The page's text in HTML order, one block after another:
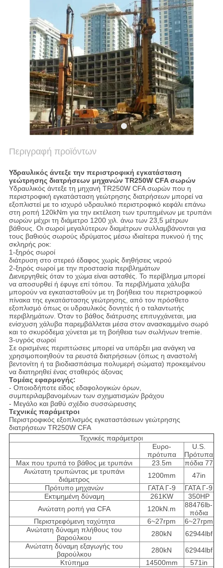
Περιγραφή προϊόντων
Υδραυλικός άντεξε την περιστροφική εγκατάσταση
γεώτρησης διατρήσεων μηχανών TR250W CFA σωρών
Υδραυλικός άντεξε τη μηχανή TR250W CFA σωρών που η
περιστροφική εγκατάσταση γεώτρησης διατρήσεων μπορεί να
εξοπλιστεί με το ισχυρό υδραυλικό περιστροφικό κεφάλι επάνω
στη ροπή 120kNm για την εκτέλεση των τρυπημένων με τρυπάνι
σωρών μέχρι τη διάμετρο 1200 χιλ. άνω των 23,5 μέτρων
βάθους. Οι σωροί μεγαλύτερων διαμέτρων συλλαμβάνονται για
τους βαθιούς σωρούς ιδρύματος μέσω ιδιαίτερα πυκνού ή της
σκληρής ροκ:
1-ξηρός σωροί
διάτρυση στο στερεό έδαφος χωρίς διηθήσεις νερού
2-ξηρός σωροί με την προστασία περιβλημάτων
Διενεργηθείς όταν το χώμα είναι ασταθές. Το περίβλημα μπορεί
να αποσυρθεί ή έφυγε επί τόπου. Τα περιβλήματα χάλυβα
μπορούν να εγκατασταθούν με τη βοήθεια του περιστροφικού
πίνακα της εγκατάστασης γεώτρησης, από τον πρόσθετο
εξοπλισμό όπως οι υδραυλικός δονητές ή ο ταλαντωτής
περιβλημάτων. Όταν το βάθος διάτρυσης επιτυγχάνεται, μια
ενίσχυση χάλυβα παρεμβάλλεται μέσα στον ανασκαμμένο σωρό
και το σκυρόδεμα χύνεται με τη βοήθεια των σωλήνων tremie.
3-υγρός σωροί
Σε ορισμένες περιπτώσεις μπορεί να υπάρξει μια ανάγκη να
χρησιμοποιηθούν τα ρευστά διατρήσεων (όπως η αναστολή
βεντονίτη ή τα βιοδιασπάσιμα πολυμερή σώματα) προκειμένου
να διατηρηθεί ένας σταθερός άξονας
Τομέας εφαρμογής:
- Οποιοδήποτε είδος εδαφολογικών όρων,
συμπεριλαμβανομένων των σχηματισμών βράχου
- Μεγάλο και βαθύ σχέδιο συσσώρευσης
Τεχνικές παράμετροι
Περιστροφικός εξοπλισμός εγκαταστάσεων γεώτρησης
διατρήσεων TR250W CFA
Τεχνικές παράμετροι
Ευρο-
πρότυπα
U.S.
Πρότυπα
Max που τρυπά το βάθος με τρυπάνι
23.5m
πόδια 77
Ανώτατη τρυπώντας με τρυπάνι
διάμετρος
1200mm
47in
Πρότυπο μηχανών
ΓΑΤΑ Γ-9
ΓΑΤΑ Γ-9
Εκτιμημένη δύναμη
261KW
350HP
Ανώτατη ροπή για CFA
120kN.m
88476lb-
πόδια
Περιστρεφόμενη ταχύτητα
6~27rpm
6~27rpm
Ανώτατη δύναμη πλήθους του
βαρούλκου
280kN
62944lbf
Ανώτατη δύναμη εξαγωγής του
βαρούλκου
280kN
62944lbf
Κτύπημα
14500mm
571in